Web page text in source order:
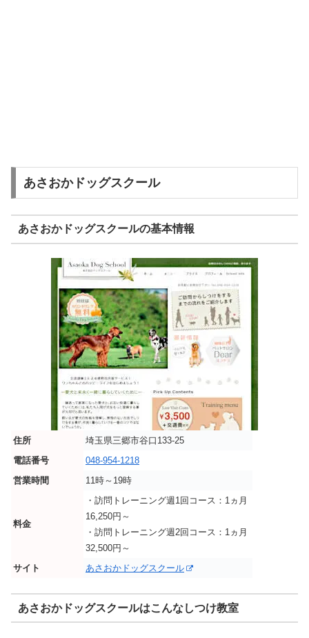
あさおかドッグスクール
あさおかドッグスクールの基本情報
住所
埼玉県三郷市谷口133-25
電話番号
048-954-1218
営業時間
11時～19時
料金
・訪問トレーニング週1回コース：1ヵ月
16,250円～
・訪問トレーニング週2回コース：1ヵ月
32,500円～
サイト
あさおかドッグスクール
あさおかドッグスクールはこんなしつけ教室